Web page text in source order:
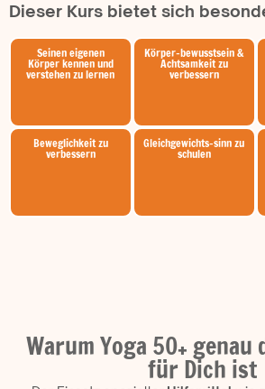
Dieser Kurs bietet sich
Seinen eigenen
Körper kennen und
verstehen zu lernen
Körper-bewusstsein &
Achtsamkeit zu
verbessern
Beweglichkeit zu
verbessern
Gleichgewichts-sinn zu
schulen
Warum Yoga 50+ genau
für Dich ist